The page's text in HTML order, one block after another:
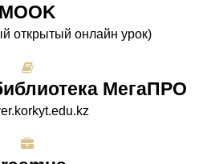
МООK
открытый онлайн урок)
МегаПРО